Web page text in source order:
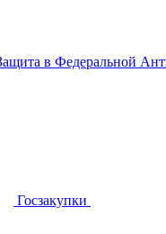
в Федеральной
Госзакупки